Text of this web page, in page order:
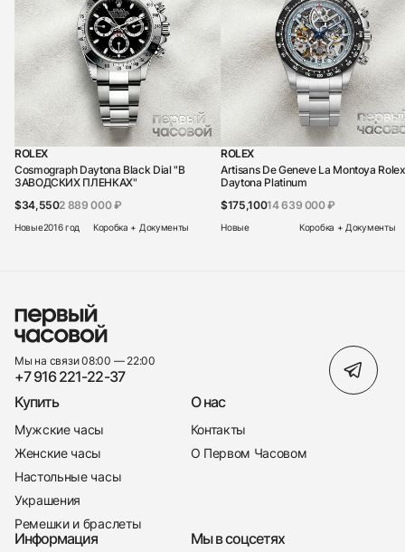
ROLEX
Cosmograph Daytona Black Dial "В
ЗАВОДСКИХ ПЛЕНКАХ"
$34,5502 889 000 ₽
Новые2016 год Коробка + Документы
ROLEX
Artisans De Geneve La Montoya Rolex
Daytona Platinum
$175,10014 639 000 ₽
Новые Коробка + Документы
Мы на связи 08:00 — 22:00
+7 916 221-22-37
Купить
Мужские часы
Женские часы
Настольные часы
Украшения
Ремешки и браслеты
О нас
Контакты
О Первом Часовом
Информация Мы в соцсетях